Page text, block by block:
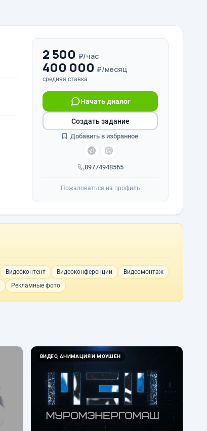
2 500 ₽/час
400 000 ₽/месяц
средняя ставка
89774948565
Начать диалог
Создать задание
Добавить в избранное
Пожаловаться на профиль
Видеоконтент Видеоконференции
Видеомонтаж
Рекламные фото
ВИДЕО, АНИМАЦИЯ И МОУШЕН